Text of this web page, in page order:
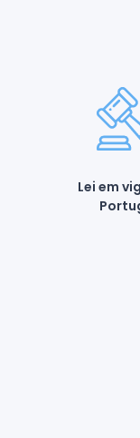
Lei em